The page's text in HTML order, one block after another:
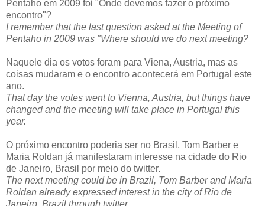
Pentaho em 2009 foi "Onde devemos fazer o próximo
encontro"?
I remember that the last question asked at the Meeting of
Pentaho in 2009 was "Where should we do next meeting?
Naquele dia os votos foram para Viena, Austria, mas as
coisas mudaram e o encontro acontecerá em Portugal este
ano.
That day the votes went to Vienna, Austria, but things have
changed and the meeting will take place in Portugal this
year.
O próximo encontro poderia ser no Brasil, Tom Barber e
Maria Roldan já manifestaram interesse na cidade do Rio
de Janeiro, Brasil por meio do twitter.
The next meeting could be in Brazil, Tom Barber and Maria
Roldan already expressed interest in the city of Rio de
Janeiro, Brazil through twitter.